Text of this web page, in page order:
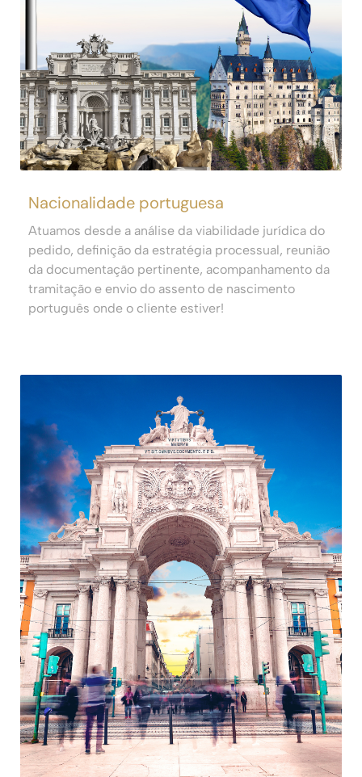
Nacionalidade portuguesa
Atuamos desde a análise da viabilidade jurídica do
pedido, definição da estratégia processual, reunião
da documentação pertinente, acompanhamento da
tramitação e envio do assento de nascimento
português onde o cliente estiver!